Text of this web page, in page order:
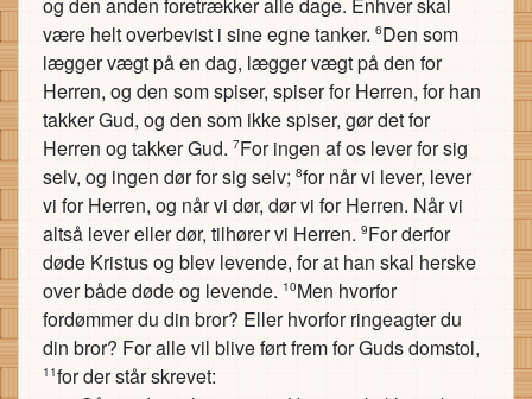
være helt overbevist i sine egne tanker. 6Den som
lægger vægt på en dag, lægger vægt på den for
Herren, og den som spiser, spiser for Herren, for han
takker Gud, og den som ikke spiser, gør det for
Herren og takker Gud. 7For ingen af os lever for sig
selv, og ingen dør for sig selv; 8for når vi lever, lever
vi for Herren, og når vi dør, dør vi for Herren. Når vi
altså lever eller dør, tilhører vi Herren. 9For derfor
døde Kristus og blev levende, for at han skal herske
over både døde og levende. 10Men hvorfor
fordømmer du din bror? Eller hvorfor ringeagter du
din bror? For alle vil blive ført frem for Guds domstol,
11for der står skrevet: